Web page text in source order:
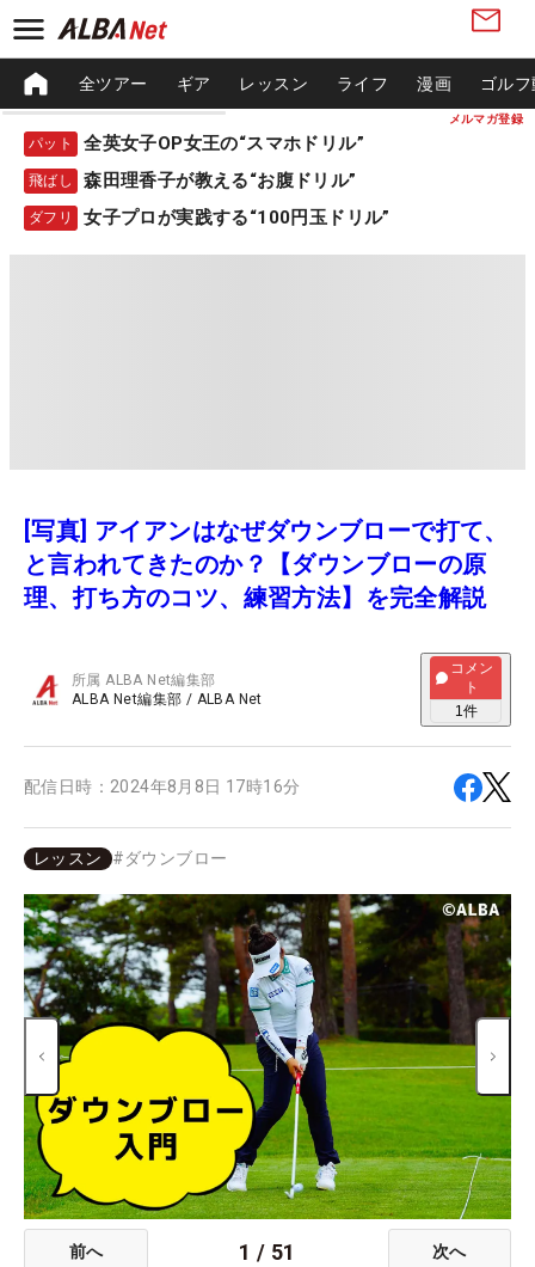
メルマガ登録
全ツアー ギア レッスン ライフ 漫画 ゴル
パット 全英女子OP女王の“スマホドリル”
飛ばし 森田理香子が教える“お腹ドリル”
ダフリ 女子プロが実践する“100円玉ドリル”
[写真] アイアンはなぜダウンブローで打て、
と言われてきたのか？【ダウンブローの原
理、打ち方のコツ、練習方法】を完全解説
所属ALBA Net編集部
ALBA Net編集部 / ALBA Net
コメン
ト
1件
配信日時： 2024年8月8日 17時16分
レッスン #ダウンブロー
前へ 1 / 51 次へ